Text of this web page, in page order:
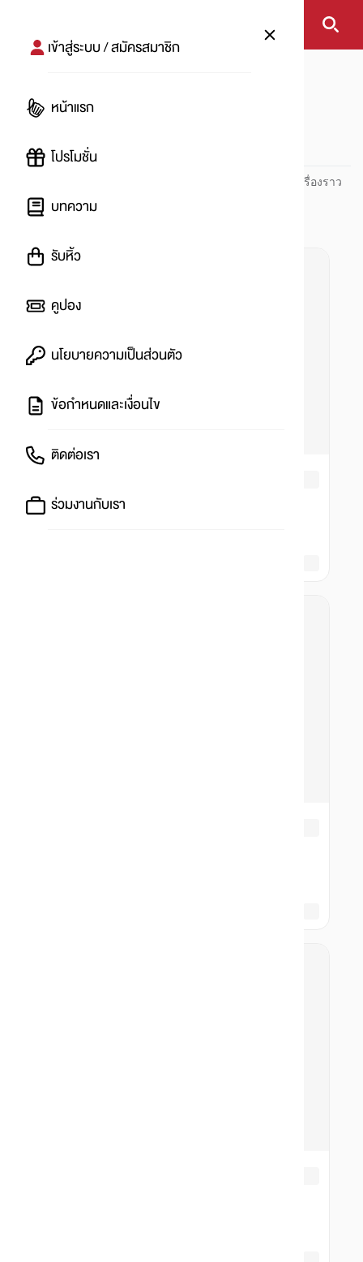
เข้าสู่ระบบ / สมัครสมาชิก
หน้าแรก
โปรโมชั่น
บทความ
รับหิ้ว
คูปอง
นโยบายความเป็นส่วนตัว
ข้อกำหนดและเงื่อนไข
ติดต่อเรา
ร่วมงานกับเรา
#
ปันโปร PUNPRO ที่ 1 ด้านโปรโมชัน อัปเดตและติดตามทุกเรื่องราว
โปรโมชัน